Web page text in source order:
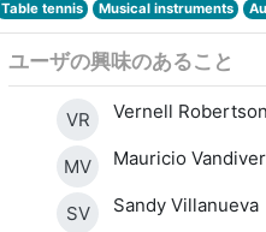
Table tennis
Musical instruments
ユーザの興味のあること
VR Vernell Robertson
MV Mauricio Vandiver
SV Sandy Villanueva